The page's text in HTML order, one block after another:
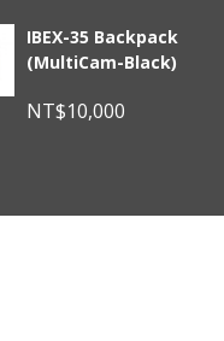
IBEX-35 Backpack
(MultiCam-Black)
NT$10,000